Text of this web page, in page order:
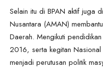
Selain itu di BPAN aktif juga
Nusantara (AMAN)
Daerah. Mengikuti
2016, serta kegitan
menjadi perutusan politik